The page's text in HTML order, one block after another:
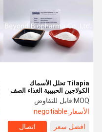
Tilapia تحلل الأسماك
الكولاجين الحبيبية الغذاء الصف
التوافر البيولوجي عالية
MOQ: قابل للتفاوض
الأسعار:negotiable
افضل سعر
اتصال